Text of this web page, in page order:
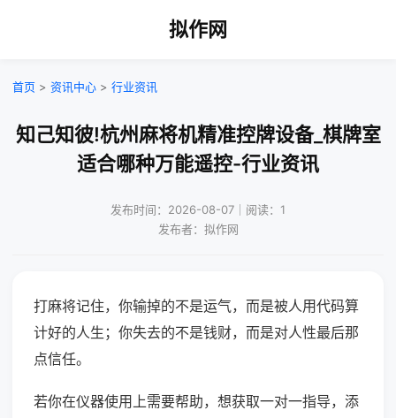
拟作网
首页 > 资讯中心 > 行业资讯
知己知彼!杭州麻将机精准控牌设备_棋牌室
适合哪种万能遥控-行业资讯
发布时间：2026-08-07｜阅读：1
发布者：拟作网
打麻将记住，你输掉的不是运气，而是被人用代码算
计好的人生；你失去的不是钱财，而是对人性最后那
点信任。
若你在仪器使用上需要帮助，想获取一对一指导，添